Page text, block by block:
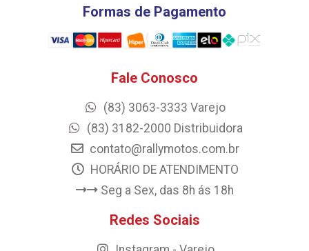
Formas de Pagamento
Fale Conosco
(83) 3063-3333 Varejo
(83) 3182-2000 Distribuidora
contato@rallymotos.com.br
HORÁRIO DE ATENDIMENTO
Seg a Sex, das 8h ás 18h
Redes Sociais